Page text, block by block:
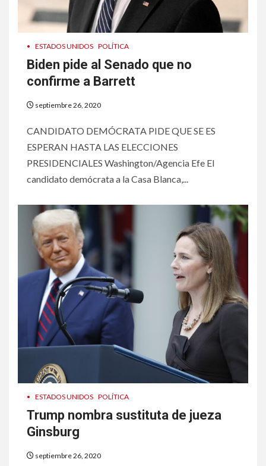
• ESTADOS UNIDOS POLÍTICA
Biden pide al Senado que no
confirme a Barrett
septiembre 26, 2020
CANDIDATO DEMÓCRATA PIDE QUE SE ES
ESPERAN HASTA LAS ELECCIONES
PRESIDENCIALES Washington/Agencia Efe El
candidato demócrata a la Casa Blanca,...
• ESTADOS UNIDOS POLÍTICA
Trump nombra sustituta de jueza
Ginsburg
septiembre 26, 2020